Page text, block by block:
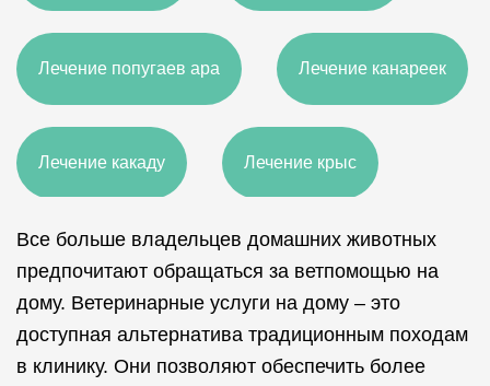
Лечение попугаев ара Лечение канареек
Лечение какаду Лечение крыс
Лечение хомяков Лечение мышей
Лечение морских свинок
Все больше владельцев домашних животных
предпочитают обращаться за ветпомощью на
дому. Ветеринарные услуги на дому – это
доступная альтернатива традиционным походам
в клинику. Они позволяют обеспечить более